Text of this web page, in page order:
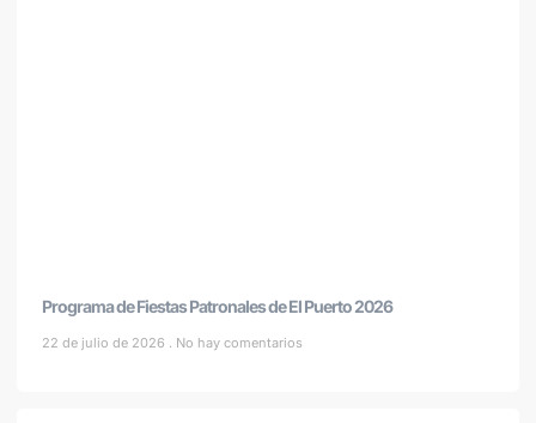
Programa de Fiestas Patronales de El Puerto 2026
22 de julio de 2026 No hay comentarios